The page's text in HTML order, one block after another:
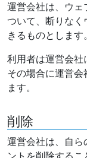
運営会社は、ウェ
ついて、断りなく
きるものとします
利用者は運営会社
その場合に運営会
ます。
削除
運営会社は、自ら